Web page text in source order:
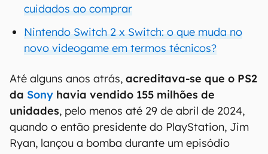
cuidados ao comprar
Nintendo Switch 2 x Switch: o que muda no
novo videogame em termos técnicos?
Até alguns anos atrás, acreditava-se que o PS2
da Sony havia vendido 155 milhões de
unidades, pelo menos até 29 de abril de 2024,
quando o então presidente do PlayStation, Jim
Ryan, lançou a bomba durante um episódio